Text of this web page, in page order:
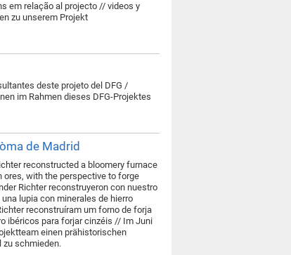
em relação al projecto // videos y
zu unserem Projekt
deste projeto del DFG /
im Rahmen dieses DFG-Projektes
de Madrid
reconstructed a bloomery furnace
ores, with the perspective to forge
Richter reconstruyeron con nuestro
lupia con minerales de hierro
reconstruíram um forno de forja
ibéricos para forjar cinzéis // Im Juni
einen prähistorischen
zu schmieden.